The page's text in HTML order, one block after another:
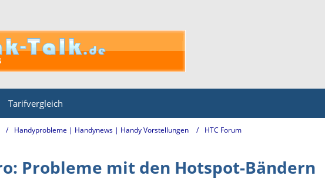
Tarifvergleich
Handyprobleme | Handynews | Handy Vorstellungen HTC Forum
Probleme mit den Hotspot-Bändern